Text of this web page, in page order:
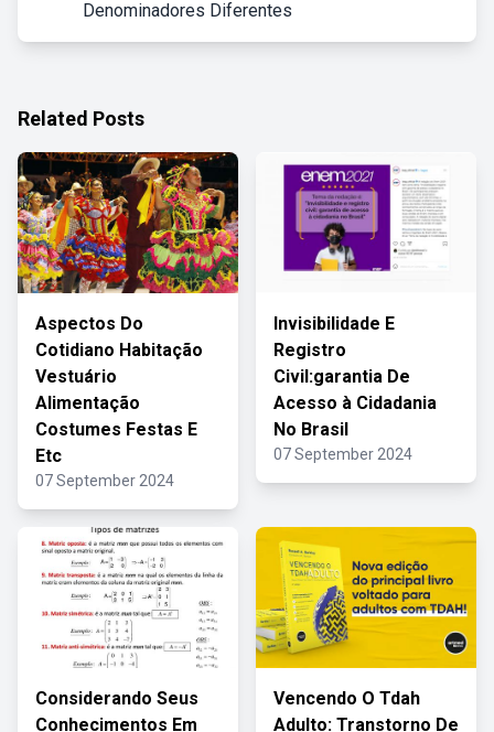
Denominadores Diferentes
Related Posts
Aspectos Do
Cotidiano Habitação
Vestuário
Alimentação
Costumes Festas E
Etc
07 September 2024
Invisibilidade E
Registro
Civil:garantia De
Acesso à Cidadania
No Brasil
07 September 2024
Considerando Seus
Conhecimentos Em
Vencendo O Tdah
Adulto: Transtorno De